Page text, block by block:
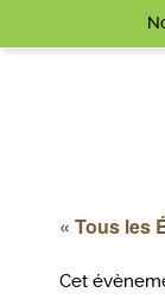
« Tous les
Cet